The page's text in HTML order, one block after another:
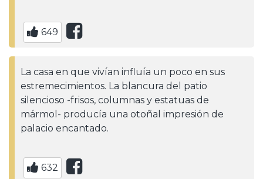
649
La casa en que vivían influía un poco en sus
estremecimientos. La blancura del patio
silencioso -frisos, columnas y estatuas de
mármol- producía una otoñal impresión de
palacio encantado.
632